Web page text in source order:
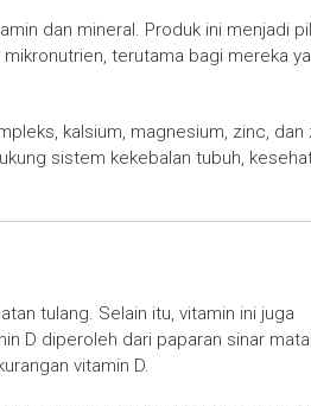
dan mineral. Produk ini menjadi
terutama bagi mereka
kalsium, magnesium, zinc, dan
sistem kekebalan tubuh,
tulang. Selain itu, vitamin ini juga
D diperoleh dari paparan sinar
vitamin D.